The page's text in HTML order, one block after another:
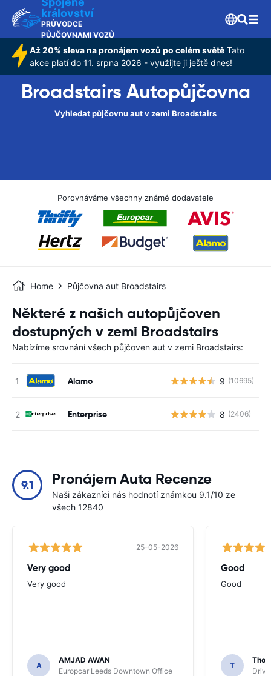
království
PRŮVODCE
PŮJČOVNAMI VOZŮ
Až 20% sleva na pronájem vozů po celém světě Tato
akce platí do 11. srpna 2026 - využijte ji ještě dnes!
Broadstairs Autopůjčovna
Vyhledat půjčovnu aut v zemi Broadstairs
Porovnáváme všechny známé dodavatele
Home Půjčovna aut Broadstairs
Některé z našich autopůjčoven
dostupných v zemi Broadstairs
Nabízíme srovnání všech půjčoven aut v zemi Broadstairs:
Alamo 9 (10695)
Enterprise 8 (2406)
9.1 Pronájem Auta Recenze
Naši zákazníci nás hodnotí známkou 9.1/10 ze
všech 12840
25-05-2026
Very good
Very good
A
AMJAD AWAN
Europcar Leeds Downtown Office
Good
Good
T